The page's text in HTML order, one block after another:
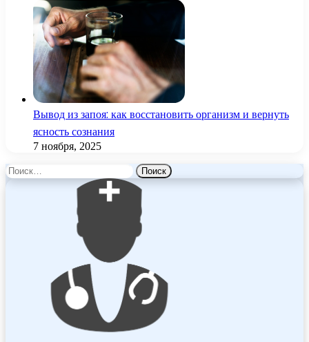
Вывод из запоя: как восстановить организм и вернуть
ясность сознания
7 ноября, 2025
Найти: